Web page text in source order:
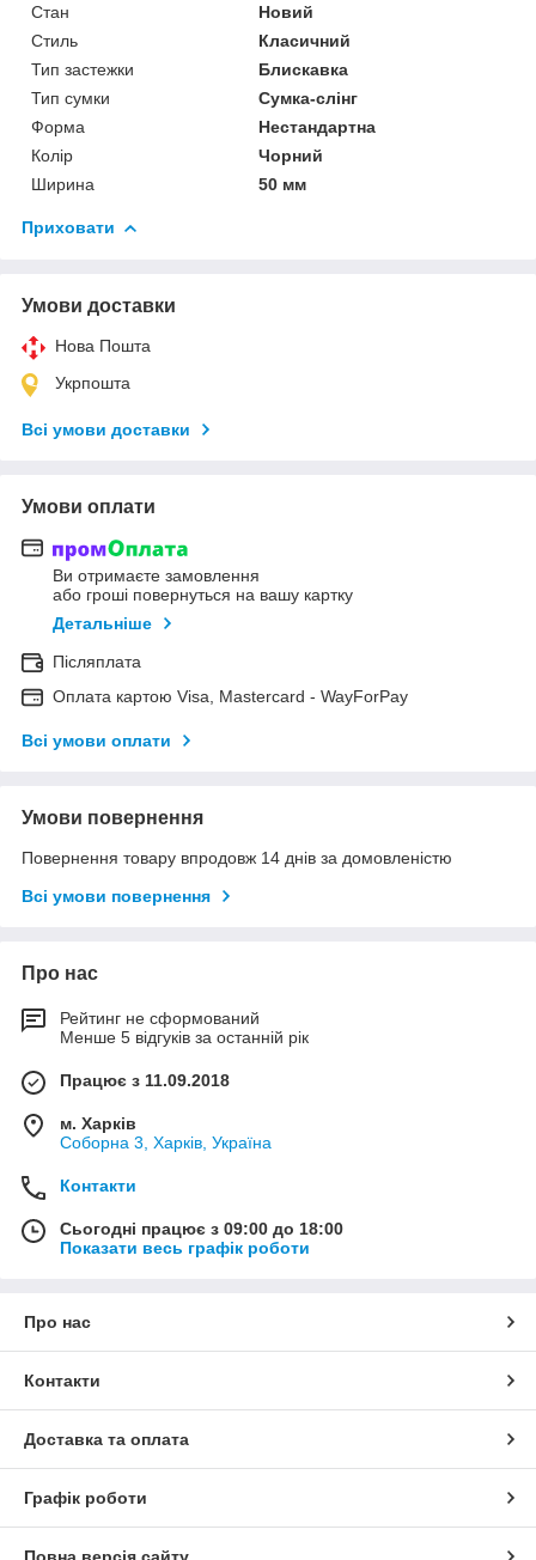
Стан
Новий
Стиль
Класичний
Тип застежки
Блискавка
Тип сумки
Сумка-слінг
Форма
Нестандартна
Колір
Чорний
Ширина
50 мм
Приховати
Умови доставки
Нова Пошта
Укрпошта
Всі умови доставки
Умови оплати
Ви отримаєте замовлення
або гроші повернуться на вашу картку
Детальніше
Післяплата
Оплата картою Visa, Mastercard - WayForPay
Всі умови оплати
Умови повернення
Повернення товару впродовж 14 днів за домовленістю
Всі умови повернення
Про нас
Рейтинг не сформований
Менше 5 відгуків за останній рік
Працює з 11.09.2018
м. Харків
Соборна 3, Харків, Україна
Контакти
Сьогодні працює з 09:00 до 18:00
Показати весь графік роботи
Про нас
Контакти
Доставка та оплата
Графік роботи